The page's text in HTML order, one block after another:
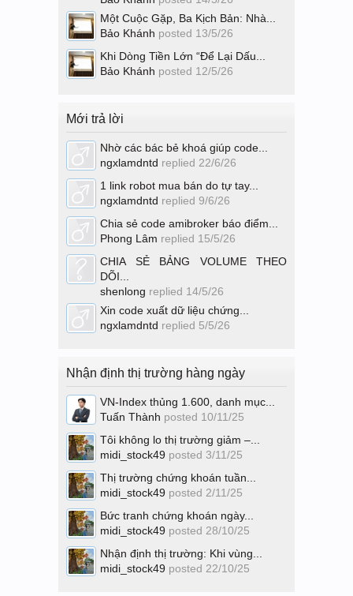
Một Cuộc Gặp, Ba Kịch Bản: Nhà...
Bảo Khánh posted 13/5/26
Khi Dòng Tiền Lớn “Để Lại Dấu...
Bảo Khánh posted 12/5/26
Mới trả lời
Nhờ các bác bẻ khoá giúp code...
ngxlamdntd replied 22/6/26
1 link robot mua bán do tự tay...
ngxlamdntd replied 9/6/26
Chia sẻ code amibroker báo điểm...
Phong Lâm replied 15/5/26
CHIA SẺ BẢNG VOLUME THEO
DÕI...
shenlong replied 14/5/26
Xin code xuất dữ liệu chứng...
ngxlamdntd replied 5/5/26
Nhận định thị trường hàng ngày
VN-Index thủng 1.600, danh mục...
Tuấn Thành posted 10/11/25
Tôi không lo thị trường giảm –...
midi_stock49 posted 3/11/25
Thị trường chứng khoán tuần...
midi_stock49 posted 2/11/25
Bức tranh chứng khoán ngày...
midi_stock49 posted 28/10/25
Nhận định thị trường: Khi vùng...
midi_stock49 posted 22/10/25